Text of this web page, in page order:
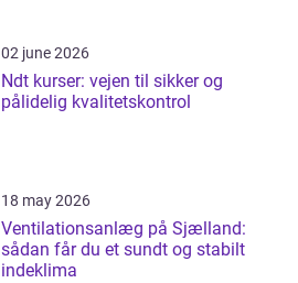
02 june 2026
Ndt kurser: vejen til sikker og
pålidelig kvalitetskontrol
18 may 2026
Ventilationsanlæg på Sjælland:
sådan får du et sundt og stabilt
indeklima